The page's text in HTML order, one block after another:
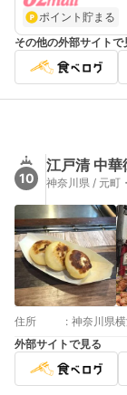
ポイント貯まる
その他の外部サイトで
10
江戸清 中華
神奈川県 / 元町
住所 : 神奈川県
外部サイトで見る